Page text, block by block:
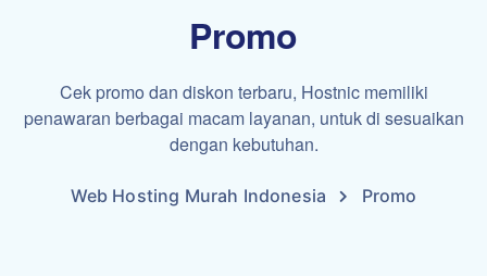
Promo
Cek promo dan diskon terbaru, Hostnic memiliki
penawaran berbagai macam layanan, untuk di sesuaikan
dengan kebutuhan.
Web Hosting Murah Indonesia Promo